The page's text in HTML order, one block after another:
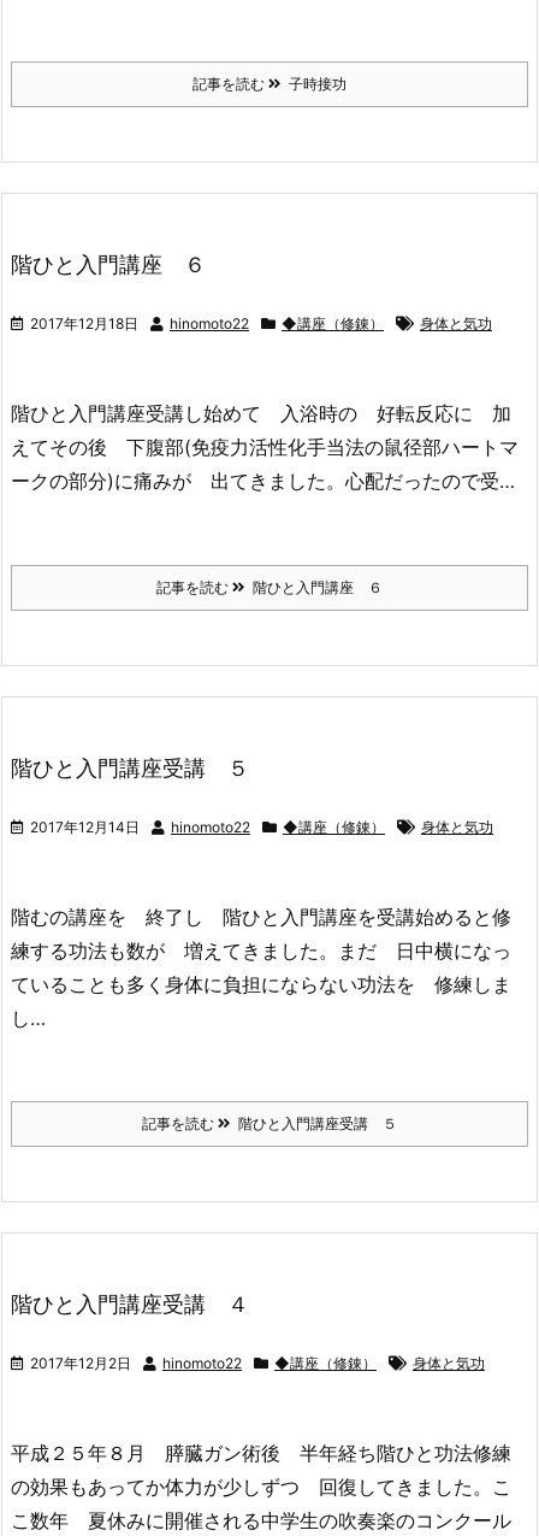
記事を読む 子時接功
階ひと入門講座 ６
2017年12月18日 hinomoto22 ◆講座（修錬） 身体と気功
階ひと入門講座受講し始めて 入浴時の 好転反応に 加
えてその後 下腹部(免疫力活性化手当法の鼠径部ハートマ
ークの部分)に痛みが 出てきました。心配だったので受…
記事を読む 階ひと入門講座 ６
階ひと入門講座受講 ５
2017年12月14日 hinomoto22 ◆講座（修錬） 身体と気功
階むの講座を 終了し 階ひと入門講座を受講始めると修
練する功法も数が 増えてきました。まだ 日中横になっ
ていることも多く身体に負担にならない功法を 修練しま
し…
記事を読む 階ひと入門講座受講 ５
階ひと入門講座受講 ４
2017年12月2日 hinomoto22 ◆講座（修錬） 身体と気功
平成２５年８月 膵臓ガン術後 半年経ち階ひと功法修練
の効果もあってか体力が少しずつ 回復してきました。こ
こ数年 夏休みに開催される中学生の吹奏楽のコンクール